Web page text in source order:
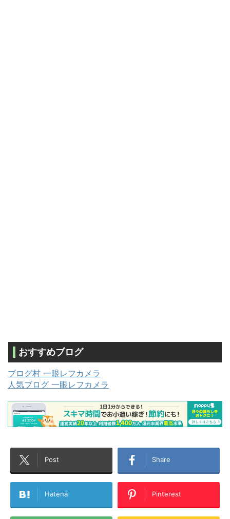
おすすめブログ
ブログ村 一眼レフカメラ
人気ブログ 一眼レフカメラ
Post Share
Hatena Pinterest